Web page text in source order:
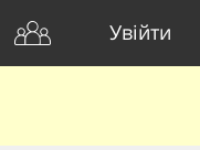
Увійти